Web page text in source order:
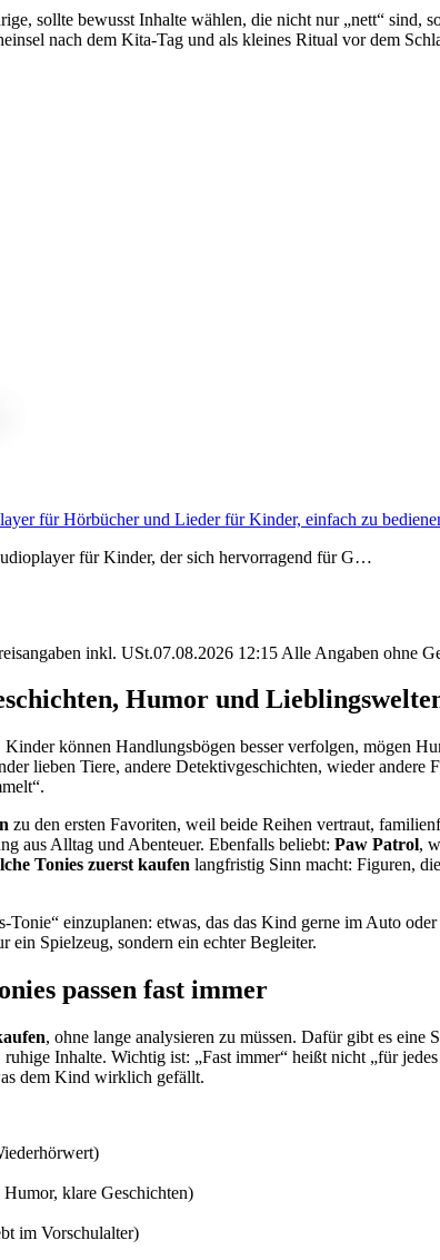
sollte bewusst Inhalte wählen, die nicht nur „nett“ sind,
nach dem Kita-Tag und als kleines Ritual vor dem
für Hörbücher und Lieder für Kinder, einfach zu
für Kinder, der sich hervorragend für G…
inkl. USt.07.08.2026 12:15 Alle Angaben ohne
Humor und
können Handlungsbögen besser verfolgen, mögen
lieben Tiere, andere Detektivgeschichten, wieder
zu den ersten Favoriten, weil beide Reihen vertraut,
aus Alltag und Abenteuer. Ebenfalls beliebt: Paw Patrol,
Tonies zuerst kaufen langfristig Sinn macht: Figuren,
einzuplanen: etwas, das das Kind gerne im Auto
Spielzeug, sondern ein echter Begleiter.
passen fast immer
, ohne lange analysieren zu müssen. Dafür gibt es
Inhalte. Wichtig ist: „Fast immer“ heißt nicht „für
dem Kind wirklich gefällt.
klare Geschichten)
im Vorschulalter)